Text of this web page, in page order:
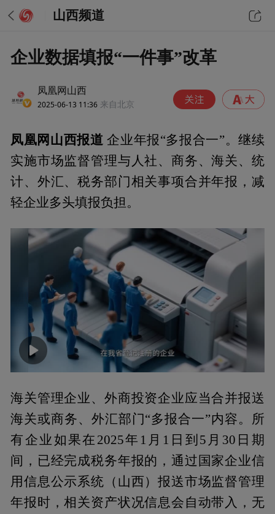
山西频道
企业数据填报“一件事”改革
凤凰网山西
2025-06-13 11:36 来自北京
凤凰网山西报道 企业年报“多报合一”。继续
实施市场监督管理与人社、商务、海关、统
计、外汇、税务部门相关事项合并年报，减
轻企业多头填报负担。
00:00 01:08
海关管理企业、外商投资企业应当合并报送
海关或商务、外汇部门“多报合一”内容。所
有企业如果在2025年1月1日到5月30日期
间，已经完成税务年报的，通过国家企业信
用信息公示系统（山西）报送市场监督管理
年报时，相关资产状况信息会自动带入，无